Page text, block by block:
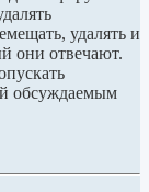
удалять и
они отвечают.
обсуждаемым